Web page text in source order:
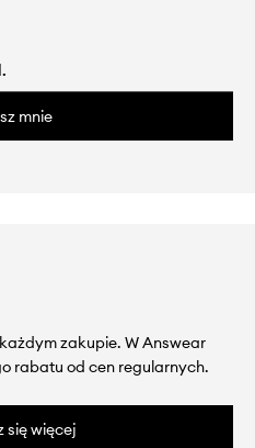
mnie
zakupie. W Answear
rabatu od cen regularnych.
się więcej